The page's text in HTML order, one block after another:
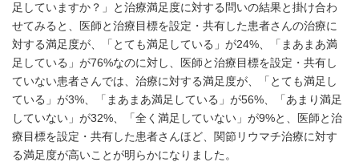
足していますか？」と治療満足度に対する問いの結果と掛け合わ
せてみると、医師と治療目標を設定・共有した患者さんの治療に
対する満足度が、「とても満足している」が24%、「まあまあ満
足している」が76%なのに対し、医師と治療目標を設定・共有し
ていない患者さんでは、治療に対する満足度が、「とても満足し
ている」が3%、「まあまあ満足している」が56%、「あまり満足
していない」が32%、「全く満足していない」が9%と、医師と治
療目標を設定・共有した患者さんほど、関節リウマチ治療に対す
る満足度が高いことが明らかになりました。